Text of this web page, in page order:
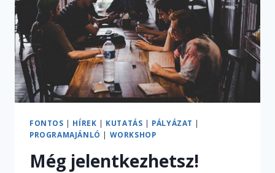
FONTOS | HÍREK | KUTATÁS | PÁLYÁZAT |
PROGRAMAJÁNLÓ | WORKSHOP
Még jelentkezhetsz!